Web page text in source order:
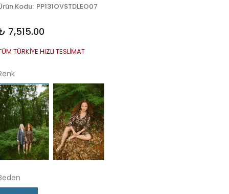
Kodu: PP131OVSTDLEO07
7,515.00
TÜRKİYE HIZLI TESLİMAT